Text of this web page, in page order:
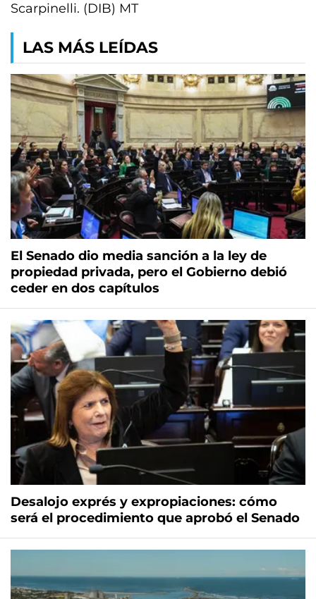
Scarpinelli. (DIB) MT
LAS MÁS LEÍDAS
El Senado dio media sanción a la ley de
propiedad privada, pero el Gobierno debió
ceder en dos capítulos
Desalojo exprés y expropiaciones: cómo
será el procedimiento que aprobó el Senado